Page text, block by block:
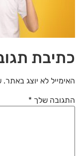
כתיבת
האימייל לא יוצג באתר.
התגובה שלך *